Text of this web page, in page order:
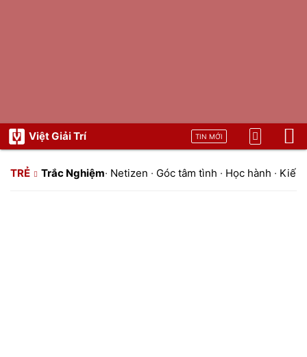
Việt Giải Trí TIN MỚI
TRẺ Trắc Nghiệm· Netizen · Góc tâm tình · Học hành · Kiến